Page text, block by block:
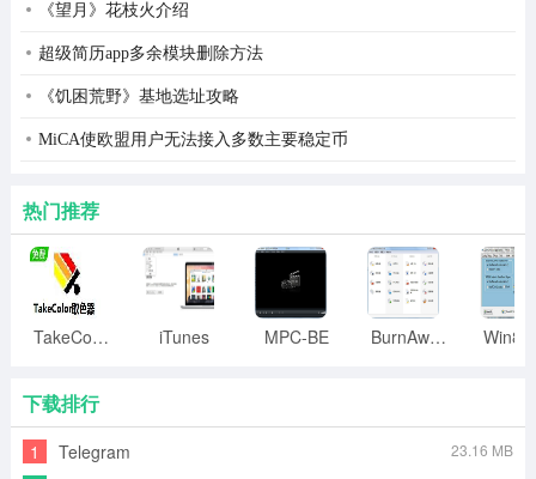
《望月》花枝火介绍
超级简历app多余模块删除方法
《饥困荒野》基地选址攻略
MiCA使欧盟用户无法接入多数主要稳定币
热门推荐
TakeColor取色器 iTunes MPC-BE BurnAware
下载排行
1 Telegram 23.16 MB